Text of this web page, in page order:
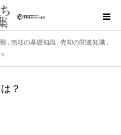
, 売却の基礎知識 , 売却の関連知識 ,
？